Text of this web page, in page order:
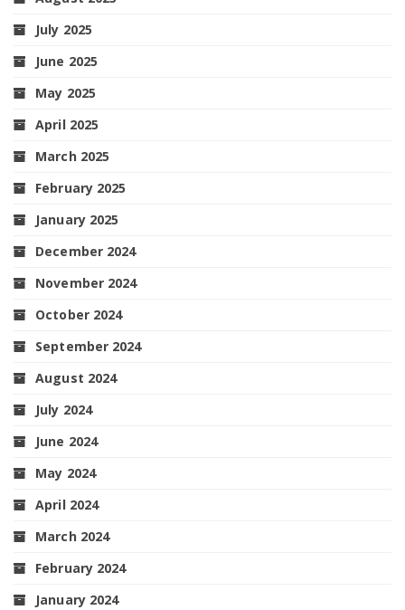
July 2025
June 2025
May 2025
April 2025
March 2025
February 2025
January 2025
December 2024
November 2024
October 2024
September 2024
August 2024
July 2024
June 2024
May 2024
April 2024
March 2024
February 2024
January 2024